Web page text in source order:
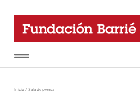
Inicio / Sala de prensa